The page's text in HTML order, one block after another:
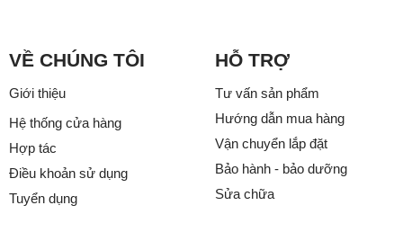
VỀ CHÚNG TÔI
Giới thiệu
Hệ thống cửa hàng
Hợp tác
Điều khoản sử dụng
Tuyển dụng
HỖ TRỢ
Tư vấn sản phẩm
Hướng dẫn mua hàng
Vận chuyển lắp đặt
Bảo hành - bảo dưỡng
Sửa chữa